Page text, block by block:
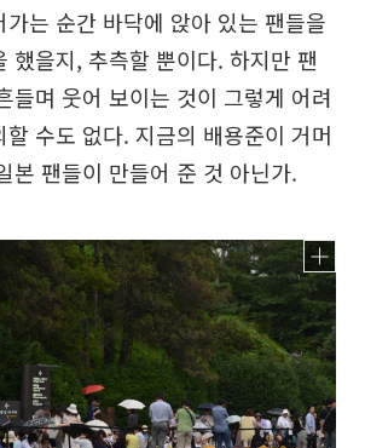
가는 순간 바닥에 앉아 있는 팬들을
했을지, 추측할 뿐이다. 하지만 팬
들며 웃어 보이는 것이 그렇게 어려
수도 없다. 지금의 배용준이 거머
본 팬들이 만들어 준 것 아닌가.